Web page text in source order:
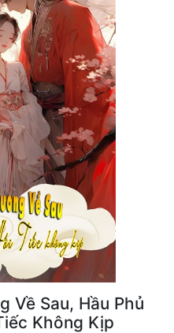
Về Sau, Hầu Phủ
Không Kịp